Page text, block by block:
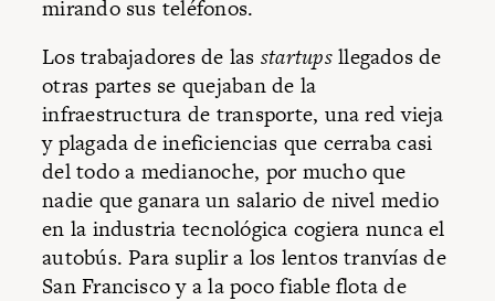
mirando sus teléfonos.
Los trabajadores de las startupsllegados de
otras partes se quejaban de la
infraestructura de transporte, una red vieja
y plagada de ineficiencias que cerraba casi
del todo a medianoche, por mucho que
nadie que ganara un salario de nivel medio
en la industria tecnológica cogiera nunca el
autobús. Para suplir a los lentos tranvías de
San Francisco y a la poco fiable flota de